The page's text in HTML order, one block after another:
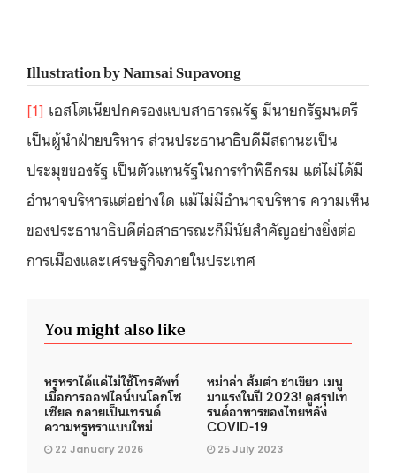
Illustration by Namsai Supavong
[1] เอสโตเนียปกครองแบบสาธารณรัฐ มีนายกรัฐมนตรี
เป็นผู้นำฝ่ายบริหาร ส่วนประธานาธิบดีมีสถานะเป็น
ประมุขของรัฐ เป็นตัวแทนรัฐในการทำพิธีกรม แต่ไม่ได้มี
อำนาจบริหารแต่อย่างใด แม้ไม่มีอำนาจบริหาร ความเห็น
ของประธานาธิบดีต่อสาธารณะก็มีนัยสำคัญอย่างยิ่งต่อ
การเมืองและเศรษฐกิจภายในประเทศ
You might also like
หรูหราได้แค่ไม่ใช้โทรศัพท์
เมื่อการออฟไลน์บนโลกโซ
เซียล กลายเป็นเทรนด์
ความหรูหราแบบใหม่
22 January 2026
หม่าล่า ส้มตำ ชาเขียว เมนู
มาแรงในปี 2023! ดูสรุปเท
รนด์อาหารของไทยหลัง
COVID-19
25 July 2023